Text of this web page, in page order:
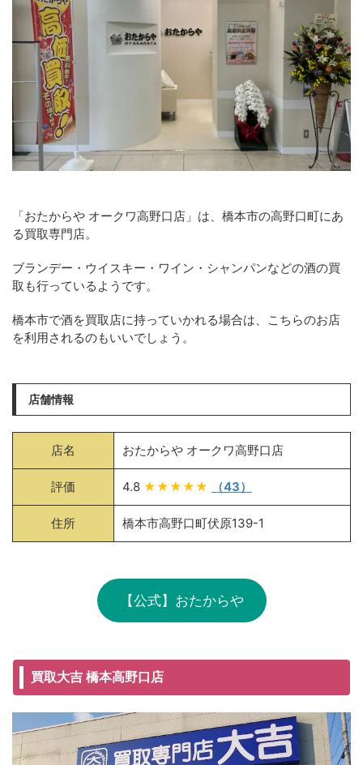
「おたからや オークワ高野口店」は、橋本市の高野口町にあ
る買取専門店。
ブランデー・ウイスキー・ワイン・シャンパンなどの酒の買
取も行っているようです。
橋本市で酒を買取店に持っていかれる場合は、こちらのお店
を利用されるのもいいでしょう。
店舗情報
店名 おたからや オークワ高野口店
評価 4.8 ★★★★★ （43）
住所 橋本市高野口町伏原139-1
【公式】おたからや
買取大吉 橋本高野口店